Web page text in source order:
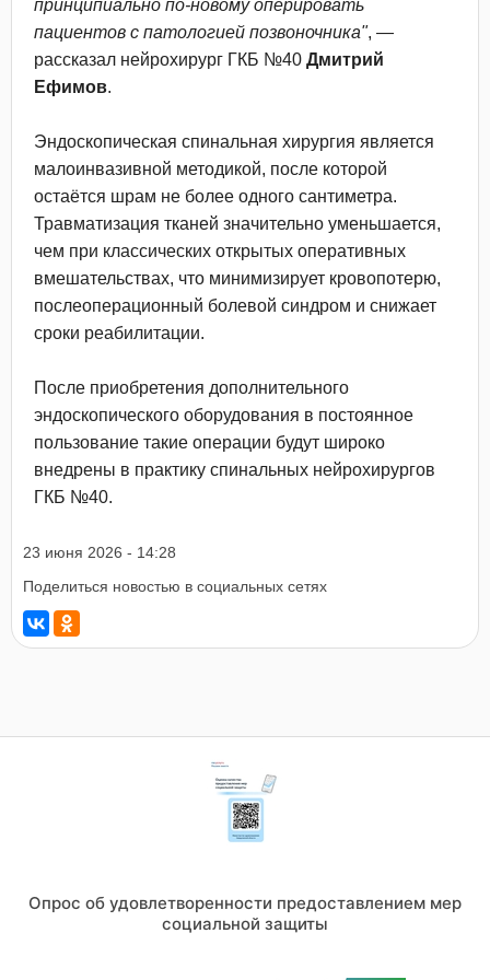
принципиально по-новому оперировать
пациентов с патологией позвоночника", —
рассказал нейрохирург ГКБ №40 Дмитрий
Ефимов.
Эндоскопическая спинальная хирургия является
малоинвазивной методикой, после которой
остаётся шрам не более одного сантиметра.
Травматизация тканей значительно уменьшается,
чем при классических открытых оперативных
вмешательствах, что минимизирует кровопотерю,
послеоперационный болевой синдром и снижает
сроки реабилитации.
После приобретения дополнительного
эндоскопического оборудования в постоянное
пользование такие операции будут широко
внедрены в практику спинальных нейрохирургов
ГКБ №40.
23 июня 2026 - 14:28
Поделиться новостью в социальных сетях
Опрос об удовлетворенности предоставлением мер
социальной защиты